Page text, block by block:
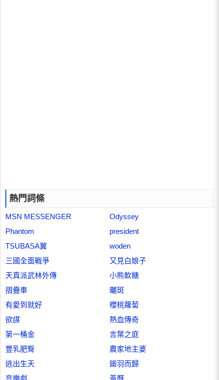
熱門詞條
MSN MESSENGER
Odyssey
Phantom
president
TSUBASA翼
woden
三國全面戰爭
又見白娘子
天真派武林外傳
小熊軟糖
摺疊車
曬斑
有愛到就好
櫻桃蘿蔔
欲謀
熱血傳奇
第一桶金
言葉之庭
豐乳肥臀
農家地主婆
逃出生天
鎩羽而歸
音樂劇
黃曆